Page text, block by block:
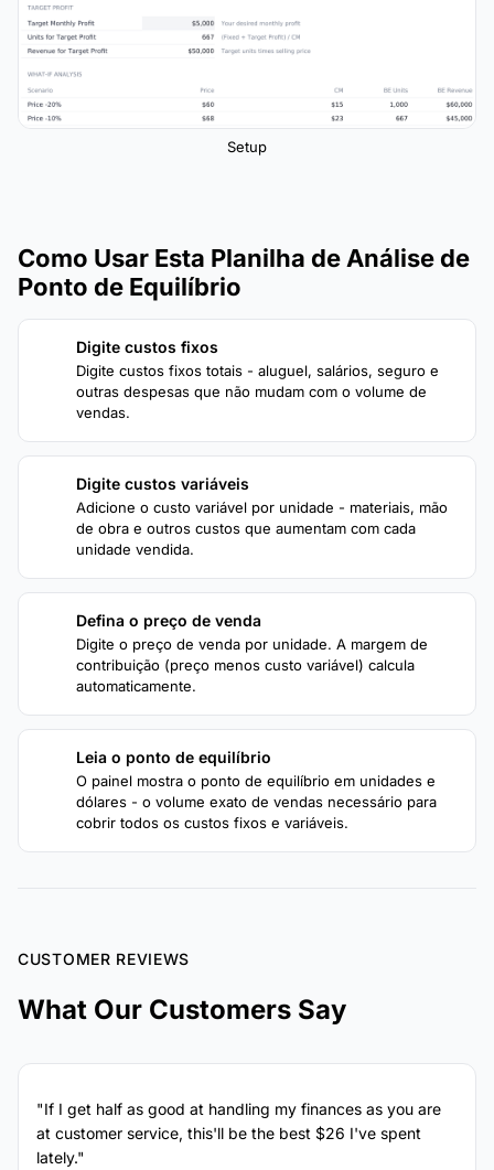
Setup
Como Usar Esta Planilha de Análise de
Ponto de Equilíbrio
Digite custos fixos
Digite custos fixos totais - aluguel, salários, seguro e
outras despesas que não mudam com o volume de
vendas.
Digite custos variáveis
Adicione o custo variável por unidade - materiais, mão
de obra e outros custos que aumentam com cada
unidade vendida.
Defina o preço de venda
Digite o preço de venda por unidade. A margem de
contribuição (preço menos custo variável) calcula
automaticamente.
Leia o ponto de equilíbrio
O painel mostra o ponto de equilíbrio em unidades e
dólares - o volume exato de vendas necessário para
cobrir todos os custos fixos e variáveis.
CUSTOMER REVIEWS
What Our Customers Say
"If I get half as good at handling my finances as you are
at customer service, this'll be the best $26 I've spent
lately."